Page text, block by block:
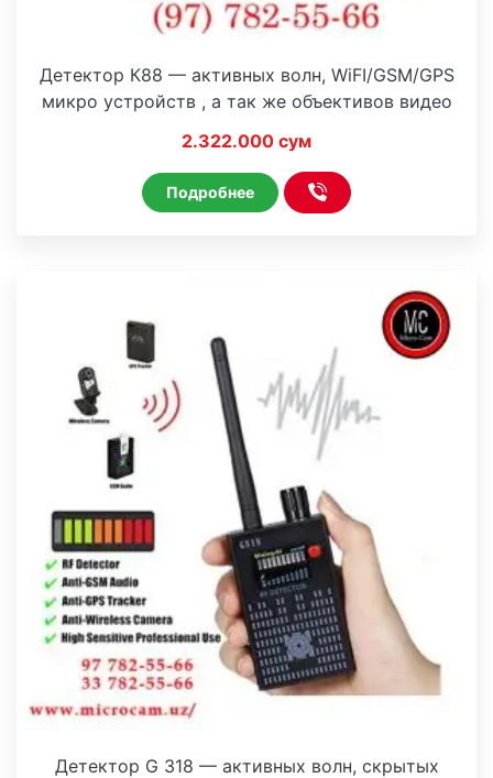
Детектор К88 — активных волн, WiFI/GSM/GPS
микро устройств , а так же объективов видео
2.322.000 сум
Подробнее
Детектор G 318 — активных волн, скрытых